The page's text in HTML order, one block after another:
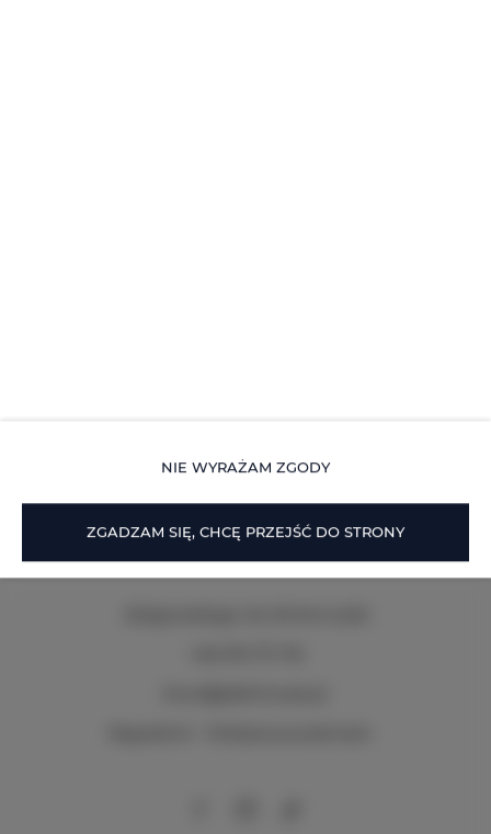
NIE WYRAŻAM ZGODY
ZGADZAM SIĘ, CHCĘ PRZEJŚĆ DO STRONY